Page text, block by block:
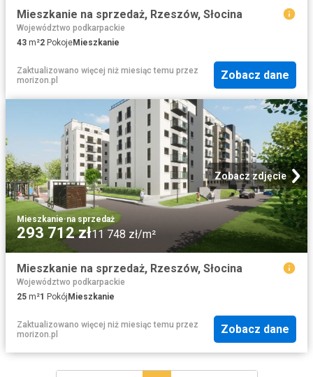
Mieszkanie na sprzedaż, Rzeszów, Słocina
Województwo podkarpackie
43 m²2 PokojeMieszkanie
Zaktualizowano więcej niż miesiąc temu przez
morizon.pl
Zobacz dane
Zobacz zdjęcie
Mieszkanie·na sprzedaż
293 712 zł11 748 zł/m²
Mieszkanie na sprzedaż, Rzeszów, Słocina
Województwo podkarpackie
25 m²1 PokójMieszkanie
Zaktualizowano więcej niż miesiąc temu przez
morizon.pl
Zobacz dane